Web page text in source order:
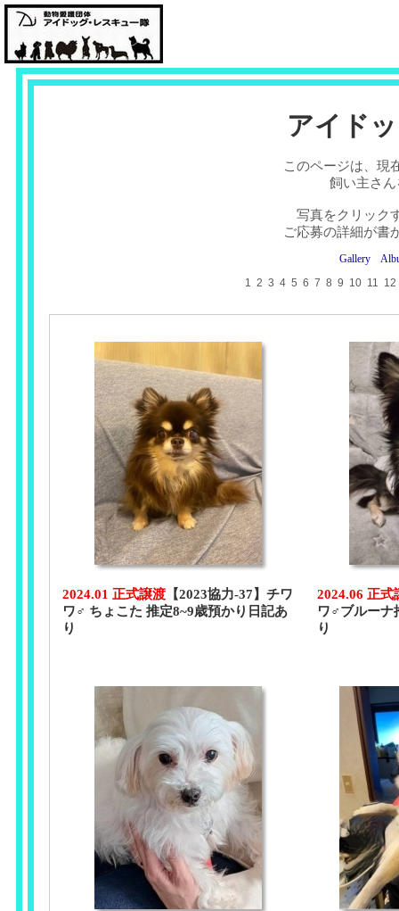
アイド
このページは、現
飼い主さ
写真をクリック
ご応募の詳細が書
Gallery
1 2 3 4 5 6 7 8 9 10 11 12
2024.01 正式譲渡 【2023協力-37】チワ
ワ♂ ちょこた 推定8~9歳預かり日記あ
り
2024.06 正式
ワ♂ブルーナ
り